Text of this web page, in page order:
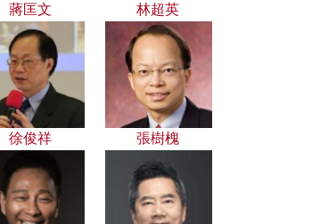
蔣匡文 林超英
徐俊祥 張樹槐